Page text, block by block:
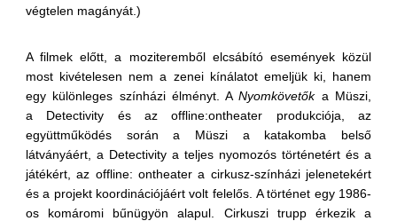
végtelen magányát.)
A filmek előtt, a moziteremből elcsábító események közül
most kivételesen nem a zenei kínálatot emeljük ki, hanem
egy különleges színházi élményt. ANyomkövetőka Müszi,
a Detectivity és azoffline:ontheater produkciója, az
együttműködés során a Müszi a katakomba belső
látványáért, a Detectivity a teljes nyomozós történetért és a
játékért, az offline: ontheater a cirkusz-színházi jelenetekért
és a projekt koordinációjáért volt felelős. A történet egy 1986-
os komáromi bűnügyön alapul. Cirkuszi trupp érkezik a